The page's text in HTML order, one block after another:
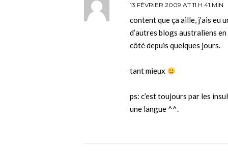
13 FÉVRIER 2009 AT 11 H 41 MIN
content que ça aille, j’ais eu
d’autres blogs australiens
côté depuis quelques jours.
tant mieux
ps: c’est toujours par les
une langue ^^.